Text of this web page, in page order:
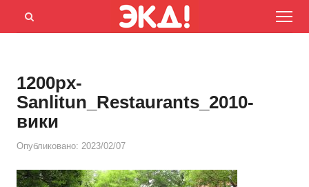
Menu
Открыть
1200px-
Sanlitun_Restaurants_2010-
вики
Опубликовано: 2023/02/07